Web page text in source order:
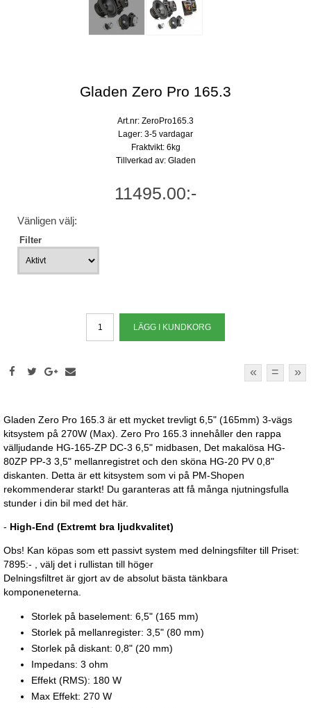
Gladen Zero Pro 165.3
Art.nr: ZeroPro165.3
Lager: 3-5 vardagar
Fraktvikt: 6kg
Tillverkad av: Gladen
11495.00:-
Vänligen välj:
Filter
« = »
Gladen Zero Pro 165.3 är ett mycket trevligt 6,5" (165mm) 3-vägs
kitsystem på 270W (Max). Zero Pro 165.3 innehåller den rappa
välljudande HG-165-ZP DC-3 6,5" midbasen, Det makalösa HG-
80ZP PP-3 3,5" mellanregistret och den sköna HG-20 PV 0,8"
diskanten. Detta är ett kitsystem som vi på PM-Shopen
rekommenderar starkt! Du garanteras att få många njutningsfulla
stunder i din bil med det här.
- High-End (Extremt bra ljudkvalitet)
Obs! Kan köpas som ett passivt system med delningsfilter till Priset:
7895:- , välj det i rullistan till höger
Delningsfiltret är gjort av de absolut bästa tänkbara
komponeneterna.
Storlek på baselement: 6,5" (165 mm)
Storlek på mellanregister: 3,5" (80 mm)
Storlek på diskant: 0,8" (20 mm)
Impedans: 3 ohm
Effekt (RMS): 180 W
Max Effekt: 270 W